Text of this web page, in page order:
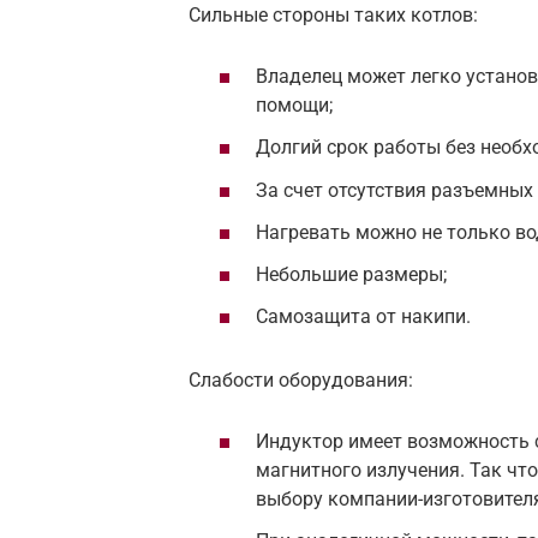
Сильные стороны таких котлов:
Владелец может легко
помощи;
Долгий срок работы без
За счет отсутствия
Нагревать можно не только
Небольшие размеры;
Самозащита от накипи.
Слабости оборудования:
Индуктор имеет возможность
магнитного излучения. Так
выбору компании-